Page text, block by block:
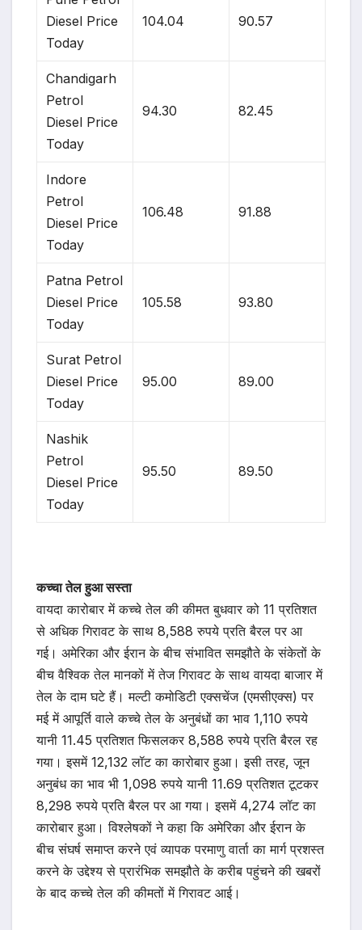
Diesel Price
Today
104.04 90.57
Chandigarh
Petrol
Diesel Price
Today
94.30 82.45
Indore
Petrol
Diesel Price
Today
106.48 91.88
Patna Petrol
Diesel Price
Today
105.58 93.80
Surat Petrol
Diesel Price
Today
95.00 89.00
Nashik
Petrol
Diesel Price
Today
95.50 89.50
कच्चा तेल हुआ सस्ता
वायदा कारोबार में कच्चे तेल की कीमत बुधवार को 11 प्रतिशत
से अधिक गिरावट के साथ 8,588 रुपये प्रति बैरल पर आ
गई। अमेरिका और ईरान के बीच संभावित समझौते के संकेतों के
बीच वैश्विक तेल मानकों में तेज गिरावट के साथ वायदा बाजार में
तेल के दाम घटे हैं। मल्टी कमोडिटी एक्सचेंज (एमसीएक्स) पर
मई में आपूर्ति वाले कच्चे तेल के अनुबंधों का भाव 1,110 रुपये
यानी 11.45 प्रतिशत फिसलकर 8,588 रुपये प्रति बैरल रह
गया। इसमें 12,132 लॉट का कारोबार हुआ। इसी तरह, जून
अनुबंध का भाव भी 1,098 रुपये यानी 11.69 प्रतिशत टूटकर
8,298 रुपये प्रति बैरल पर आ गया। इसमें 4,274 लॉट का
कारोबार हुआ। विश्लेषकों ने कहा कि अमेरिका और ईरान के
बीच संघर्ष समाप्त करने एवं व्यापक परमाणु वार्ता का मार्ग प्रशस्त
करने के उद्देश्य से प्रारंभिक समझौते के करीब पहुंचने की खबरों
के बाद कच्चे तेल की कीमतों में गिरावट आई।